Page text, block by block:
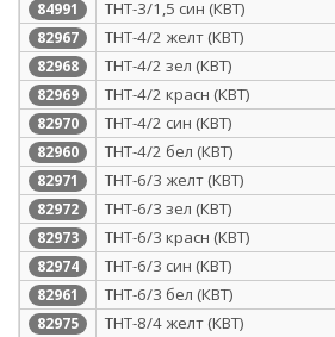
84991 ТНТ-3/1,5 син (КВТ)
82967 ТНТ-4/2 желт (КВТ)
82968 ТНТ-4/2 зел (КВТ)
82969 ТНТ-4/2 красн (КВТ)
82970 ТНТ-4/2 син (КВТ)
82960 ТНТ-4/2 бел (КВТ)
82971 ТНТ-6/3 желт (КВТ)
82972 ТНТ-6/3 зел (КВТ)
82973 ТНТ-6/3 красн (КВТ)
82974 ТНТ-6/3 син (КВТ)
82961 ТНТ-6/3 бел (КВТ)
82975 ТНТ-8/4 желт (КВТ)